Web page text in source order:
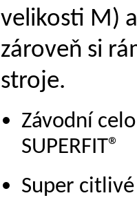
velikosti M)
zároveň si
stroje.
Závodní
SUPERFIT®
Super